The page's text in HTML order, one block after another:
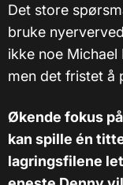
Det store
bruke
ikke noe Michael
men det fristet å
Økende fokus
kan spille én
lagringsfilene